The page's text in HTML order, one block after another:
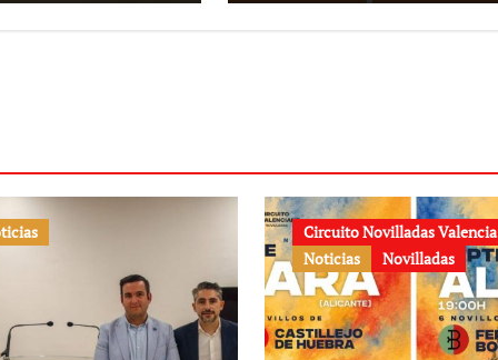
Circuito Novilladas Valencia
Noticias
Novilladas